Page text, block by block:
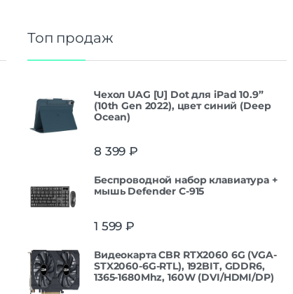
Топ продаж
Чехол UAG [U] Dot для iPad 10.9”
(10th Gen 2022), цвет синий (Deep
Ocean)
8 399 ₽
Беспроводной набор клавиатура +
мышь Defender С-915
1 599 ₽
Видеокарта CBR RTX2060 6G (VGA-
STX2060-6G-RTL), 192BIT, GDDR6,
1365-1680Mhz, 160W (DVI/HDMI/DP)